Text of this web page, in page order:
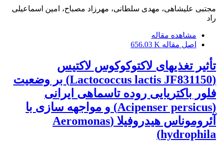
مجتبی علیشاهی، مهدی سلطانی، مهرزاد مصباح، امین اسماعیلی
راد
مشاهده مقاله
اصل مقاله 656.03 K
تأثیر تغذیهای لاکتوکوکوس لاکتیس
(Lactococcus lactis JF831150) بر وضعیت
فلور باکتریایی روده تاسماهی ایرانی
(Acipenser persicus) و مواجهه سازی با
آئروموناس هیدروفیلا (Aeromonas
hydrophila)